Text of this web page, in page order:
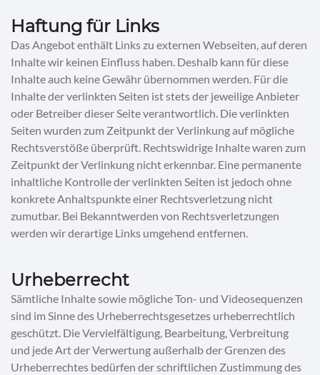
Haftung für Links
Das Angebot enthält Links zu externen Webseiten, auf deren
Inhalte wir keinen Einfluss haben. Deshalb kann für diese
Inhalte auch keine Gewähr übernommen werden. Für die
Inhalte der verlinkten Seiten ist stets der jeweilige Anbieter
oder Betreiber dieser Seite verantwortlich. Die verlinkten
Seiten wurden zum Zeitpunkt der Verlinkung auf mögliche
Rechtsverstöße überprüft. Rechtswidrige Inhalte waren zum
Zeitpunkt der Verlinkung nicht erkennbar. Eine permanente
inhaltliche Kontrolle der verlinkten Seiten ist jedoch ohne
konkrete Anhaltspunkte einer Rechtsverletzung nicht
zumutbar. Bei Bekanntwerden von Rechtsverletzungen
werden wir derartige Links umgehend entfernen.
Urheberrecht
Sämtliche Inhalte sowie mögliche Ton- und Videosequenzen
sind im Sinne des Urheberrechtsgesetzes urheberrechtlich
geschützt. Die Vervielfältigung, Bearbeitung, Verbreitung
und jede Art der Verwertung außerhalb der Grenzen des
Urheberrechtes bedürfen der schriftlichen Zustimmung des